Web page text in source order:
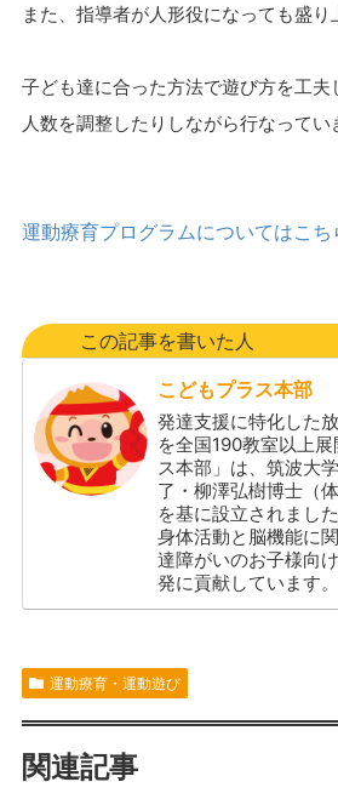
また、指導者が人形役になっても盛り
子ども達に合った方法で遊び方を工夫
人数を調整したりしながら行なってい
運動療育プログラムについてはこち
この記事を書いた人
こどもプラス本部
発達支援に特化した
を全国190教室以上
ス本部」は、筑波大
了・柳澤弘樹博士（
を基に設立されました
身体活動と脳機能に
達障がいのお子様向
発に貢献しています。
運動療育・運動遊び
関連記事